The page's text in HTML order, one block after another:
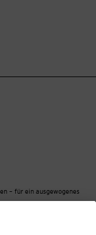
– für ein ausgewogenes